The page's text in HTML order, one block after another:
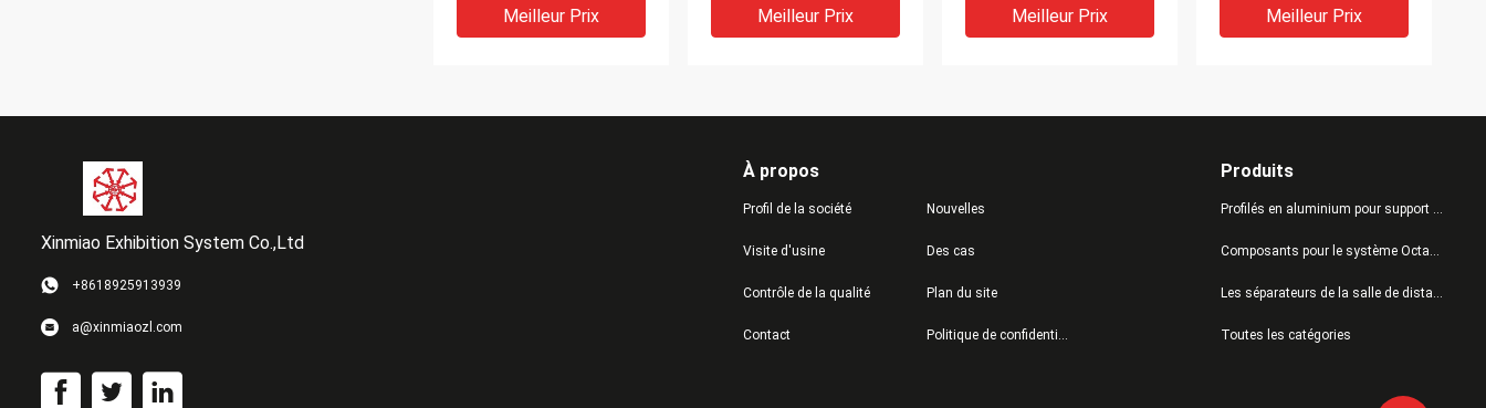
fournisseur de stand de
système Octanorm et
Meilleur Prix
adaptée aux besoins du
client
Meilleur Prix
verrouillage de tension)
Meilleur Prix Meilleur Prix
Qatar Expo 3x3M Shell
Kit d'affichage de style
Profil de poteau 32MM
Xinmiao Exhibition System Co.,Ltd
+8618925913939
a@xinmiaozl.com
À propos
Profil de la société
Visite d'usine
Contrôle de la qualité
Contact
Nouvelles
Des cas
Plan du site
Politique de confidentialité
Produits
Profilés en aluminium pour support personnalisé
Composants pour le système Octanorm
Les séparateurs de la salle de distanciation sociale
Toutes les catégories